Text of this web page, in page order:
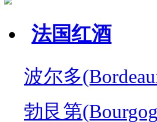
法国红酒
波尔多
勃艮第